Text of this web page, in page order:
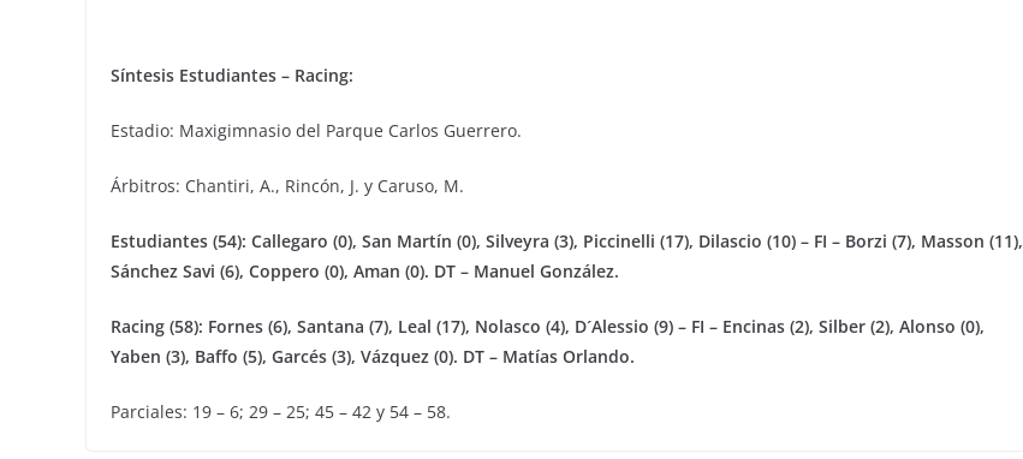
Síntesis Estudiantes – Racing:
Estadio: Maxigimnasio del Parque Carlos Guerrero.
Árbitros: Chantiri, A., Rincón, J. y Caruso, M.
Estudiantes (54): Callegaro (0), San Martín (0), Silveyra (3), Piccinelli (17), Dilascio (10) – FI – Borzi (7), Masson (11),
Sánchez Savi (6), Coppero (0), Aman (0). DT – Manuel González.
Racing (58): Fornes (6), Santana (7), Leal (17), Nolasco (4), D´Alessio (9) – FI – Encinas (2), Silber (2), Alonso (0),
Yaben (3), Baffo (5), Garcés (3), Vázquez (0). DT – Matías Orlando.
Parciales: 19 – 6; 29 – 25; 45 – 42 y 54 – 58.